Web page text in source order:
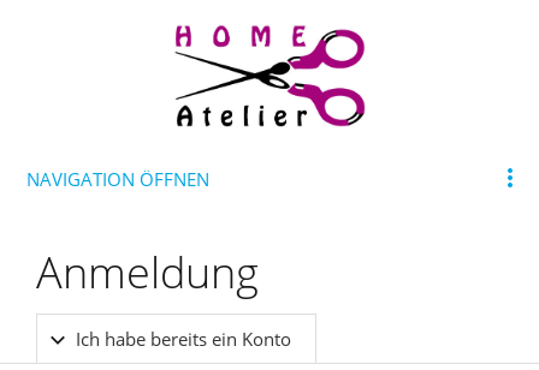
NAVIGATION ÖFFNEN
Anmeldung
Ich habe bereits ein Konto